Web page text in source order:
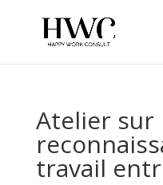
Atelier sur
travail